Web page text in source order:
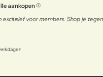
aankopen
exclusief voor members. Shop je